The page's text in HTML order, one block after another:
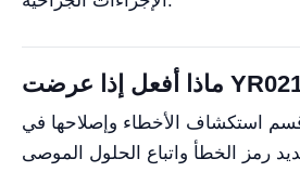
استكشاف الأخطاء وإصلاحها في
رمز الخطأ واتباع الحلول الموصى